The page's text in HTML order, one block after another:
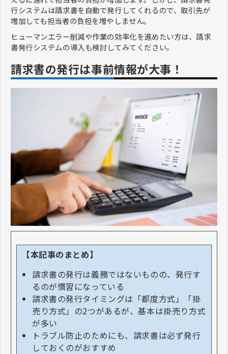
行システムは請求書を自動で発行してくれるので、取引先が
増加しても担当者の負担を増やしません。
ヒューマンエラー削減や作業の効率化を進めたい方は、請求
書発行システムの導入も検討してみてください。
請求書の発行は事前情報が大事！
【本記事のまとめ】
請求書の発行は義務ではないものの、発行す
るのが慣習になっている
請求書の発行タイミングは「都度方式」「掛
売り方式」の2つがあるが、基本は掛売り方式
が多い
トラブル防止のためにも、請求書は必ず発行
しておくのがおすすめ